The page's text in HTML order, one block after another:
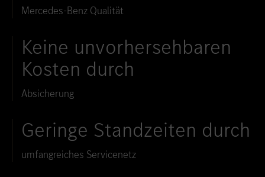
Mercedes-Benz Qualität
Keine unvorhersehbaren
Kosten durch
Absicherung
Geringe Standzeiten durch
umfangreiches Servicenetz